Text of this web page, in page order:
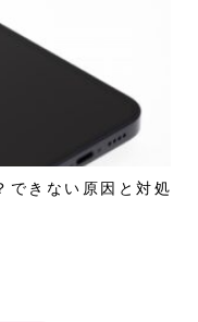
できない原因と対処